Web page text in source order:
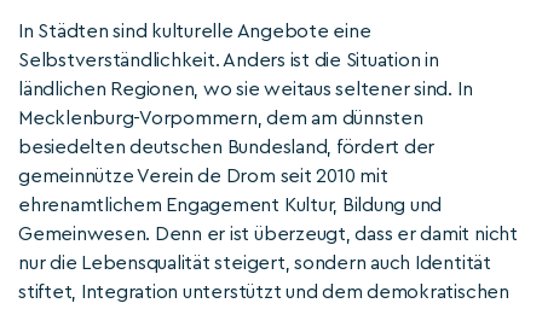
In Städten sind kulturelle Angebote eine
Selbstverständlichkeit. Anders ist die Situation in
ländlichen Regionen, wo sie weitaus seltener sind. In
Mecklenburg-Vorpommern, dem am dünnsten
besiedelten deutschen Bundesland, fördert der
gemeinnütze Verein de Drom seit 2010 mit
ehrenamtlichem Engagement Kultur, Bildung und
Gemeinwesen. Denn er ist überzeugt, dass er damit nicht
nur die Lebensqualität steigert, sondern auch Identität
stiftet, Integration unterstützt und dem demokratischen